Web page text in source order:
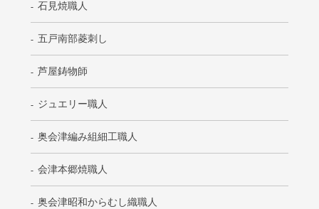
石見焼職人
五戸南部菱刺し
芦屋鋳物師
ジュエリー職人
奥会津編み組細工職人
会津本郷焼職人
奥会津昭和からむし織職人